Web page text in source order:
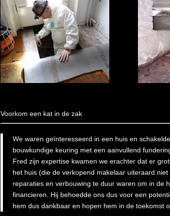
Voorkom een kat in de zak
We waren geïnteresseerd in een huis en
bouwkundige keuring met een aanvullend
Fred zijn expertise kwamen we erachter dat er
het huis (die de verkopend makelaar uiteraard
reparaties en verbouwing te duur waren om in de
financieren. Hij behoedde ons dus voor een
hem dus dankbaar en hopen hem in de toekomst